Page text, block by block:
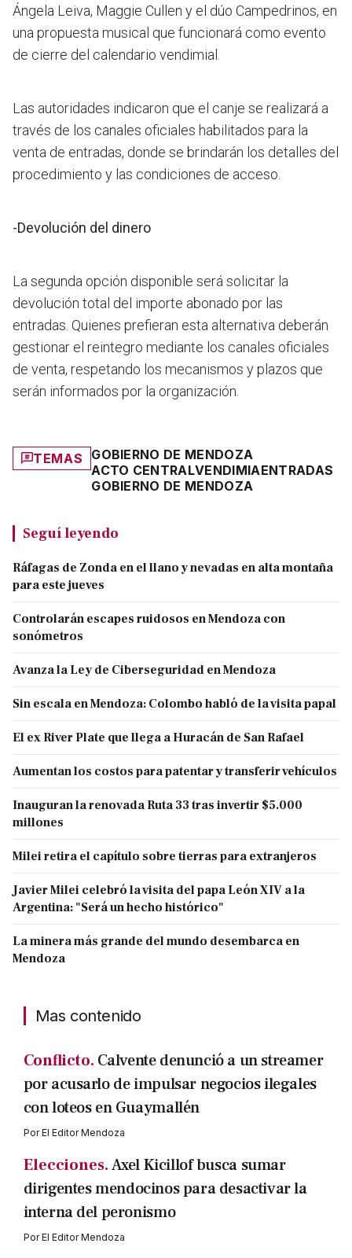
Ángela Leiva, Maggie Cullen y el dúo Campedrinos, en
una propuesta musical que funcionará como evento
de cierre del calendario vendimial.
Las autoridades indicaron que el canje se realizará a
través de los canales oficiales habilitados para la
venta de entradas, donde se brindarán los detalles del
procedimiento y las condiciones de acceso.
-Devolución del dinero
La segunda opción disponible será solicitar la
devolución total del importe abonado por las
entradas. Quienes prefieran esta alternativa deberán
gestionar el reintegro mediante los canales oficiales
de venta, respetando los mecanismos y plazos que
serán informados por la organización.
TEMAS
GOBIERNO DE MENDOZA
ACTO CENTRALVENDIMIAENTRADAS
GOBIERNO DE MENDOZA
Seguí leyendo
Ráfagas de Zonda en el llano y nevadas en alta montaña
para este jueves
Controlarán escapes ruidosos en Mendoza con
sonómetros
Avanza la Ley de Ciberseguridad en Mendoza
Sin escala en Mendoza: Colombo habló de la visita papal
El ex River Plate que llega a Huracán de San Rafael
Aumentan los costos para patentar y transferir vehículos
Inauguran la renovada Ruta 33 tras invertir $5.000
millones
Milei retira el capítulo sobre tierras para extranjeros
Javier Milei celebró la visita del papa León XIV a la
Argentina: "Será un hecho histórico"
La minera más grande del mundo desembarca en
Mendoza
Mas contenido
Conflicto. Calvente denunció a un streamer
por acusarlo de impulsar negocios ilegales
con loteos en Guaymallén
PorEl Editor Mendoza
Elecciones.Axel Kicillof busca sumar
dirigentes mendocinos para desactivar la
interna del peronismo
PorEl Editor Mendoza